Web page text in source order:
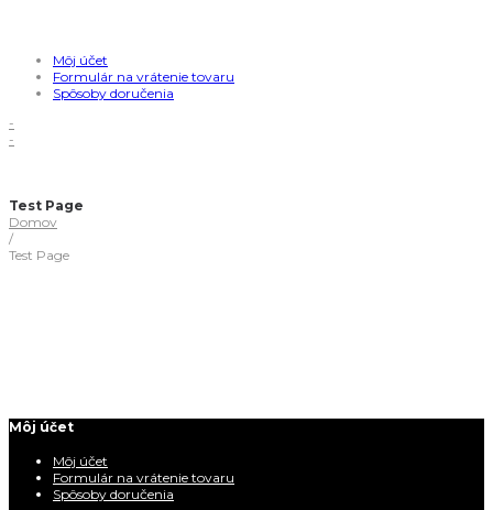
Môj účet
Formulár na vrátenie tovaru
Spôsoby doručenia
-
-
Test Page
Domov
/
Test Page
Môj účet
Môj účet
Formulár na vrátenie tovaru
Spôsoby doručenia